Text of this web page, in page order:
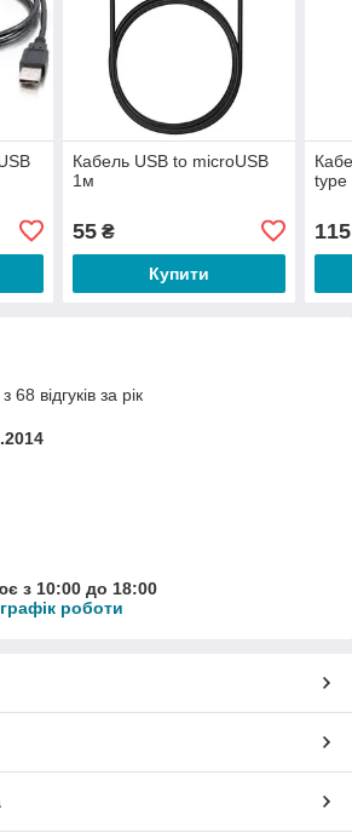
Кабель USB to microUSB
1м
55₴
Купити
type
115
відгуків за рік
з 10:00 до 18:00
роботи